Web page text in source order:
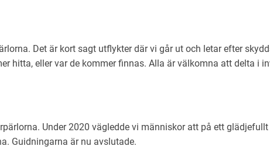
Det är kort sagt utflykter där vi går ut och letar efter
hitta, eller var de kommer finnas. Alla är välkomna att delta i
Under 2020 vägledde vi människor att på ett
Guidningarna är nu avslutade.